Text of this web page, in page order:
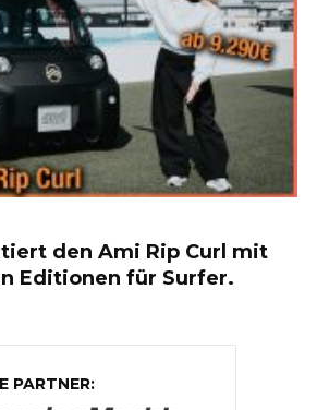
den Ami Rip Curl mit
Editionen für Surfer.
PARTNER: